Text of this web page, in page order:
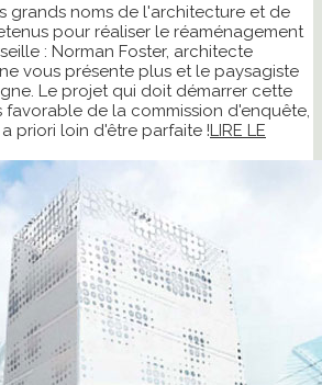
grands noms de l'architecture et de
pour réaliser le réaménagement
: Norman Foster, architecte
vous présente plus et le paysagiste
Le projet qui doit démarrer cette
favorable de la commission d'enquête,
priori loin d'être parfaite !LIRE LE